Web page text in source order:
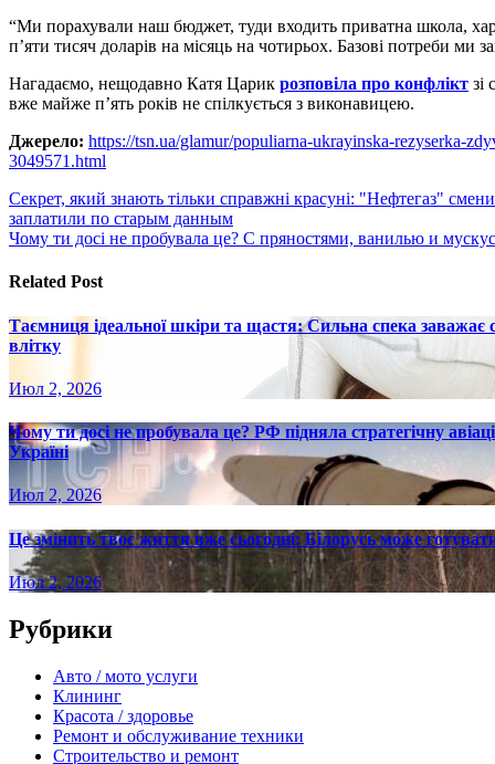
“Ми порахували наш бюджет, туди входить приватна школа,
п’яти тисяч доларів на місяць на чотирьох. Базові потреби ми
Нагадаємо, нещодавно Катя Царик розповіла про конфлікт зі
вже майже п’ять років не спілкується з виконавицею.
Джерело: https://tsn.ua/glamur/populiarna-ukrayinska-rezyserka-
3049571.html
Навигация
по
Секрет, який знають тільки справжні красуні: "Нефтегаз"
заплатили по старым данным
Чому ти досі не пробувала це? С пряностями, ванилью и
Related Post
Таємниця ідеальної шкіри та щастя: Сильна спека
влітку
Июл 2, 2026
Чому ти досі не пробувала це? РФ підняла стратегічну
Україні
Июл 2, 2026
Це змінить твоє життя вже сьогодні: Білорусь може
Июл 2, 2026
Рубрики
Авто / мото услуги
Клининг
Красота / здоровье
Ремонт и обслуживание техники
Строительство и ремонт